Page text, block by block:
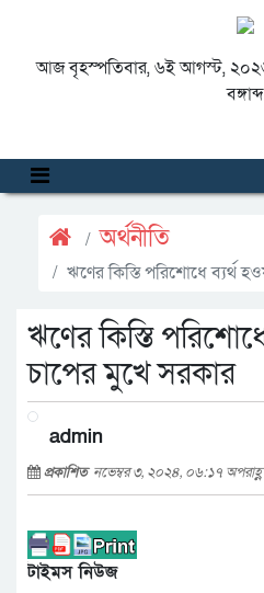
আজ বৃহস্পতিবার, ৬ই আগস্ট, ২০২৬
বঙ্গাব্দ
অর্থনীতি
ঋণের কিস্তি পরিশোধে ব্যর্থ
ঋণের কিস্তি
চাপের মুখে সরকার
admin
প্রকাশিত নভেম্বর ৩, ২০২৪, ০৬:১৭ অপরাহ্ণ
টাইমস নিউজ